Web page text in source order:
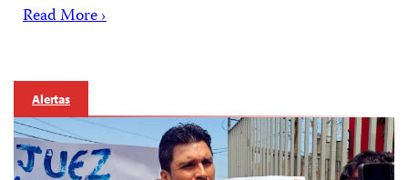
Read More ›
Alertas